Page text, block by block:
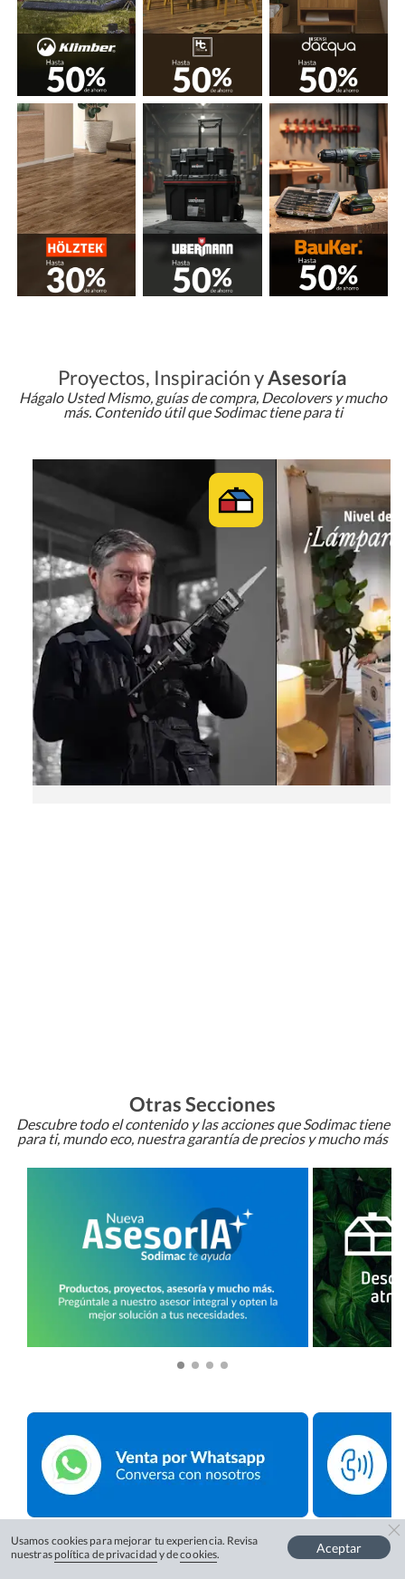
Proyectos, Inspiración yAsesoría
Hágalo Usted Mismo, guías de compra, Decolovers y mucho
más. Contenido útil que Sodimac tiene para ti
Otras Secciones
Descubre todo el contenido y las acciones que Sodimac tiene
para ti, mundo eco, nuestra garantía de precios y mucho más
Usamos cookies para mejorar tu experiencia. Revisa
nuestras política de privacidad y decookies. Aceptar